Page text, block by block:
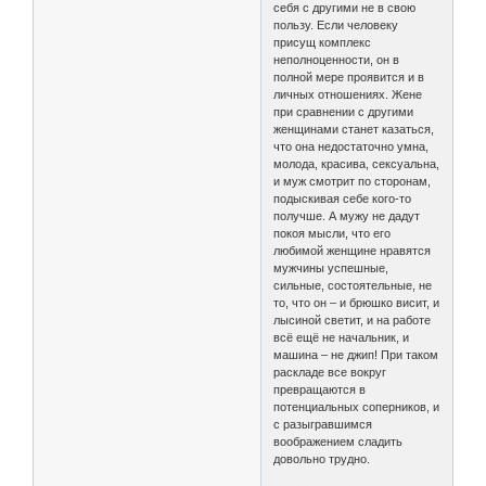
себя с другими не в свою
пользу. Если человеку
присущ комплекс
неполноценности, он в
полной мере проявится и в
личных отношениях. Жене
при сравнении с другими
женщинами станет казаться,
что она недостаточно умна,
молода, красива, сексуальна,
и муж смотрит по сторонам,
подыскивая себе кого-то
получше. А мужу не дадут
покоя мысли, что его
любимой женщине нравятся
мужчины успешные,
сильные, состоятельные, не
то, что он – и брюшко висит, и
лысиной светит, и на работе
всё ещё не начальник, и
машина – не джип! При таком
раскладе все вокруг
превращаются в
потенциальных соперников, и
с разыгравшимся
воображением сладить
довольно трудно.